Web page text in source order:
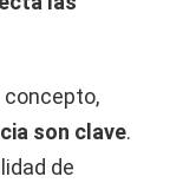
concepto,
son clave.
de